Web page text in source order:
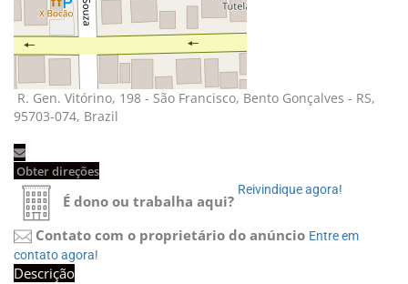
R. Gen. Vitórino, 198 - São Francisco, Bento Gonçalves - RS,
95703-074, Brazil
Obter direções
É dono ou trabalha aqui?
Reivindique agora!
Contato com o proprietário do anúncio Entre em
contato agora!
Descrição